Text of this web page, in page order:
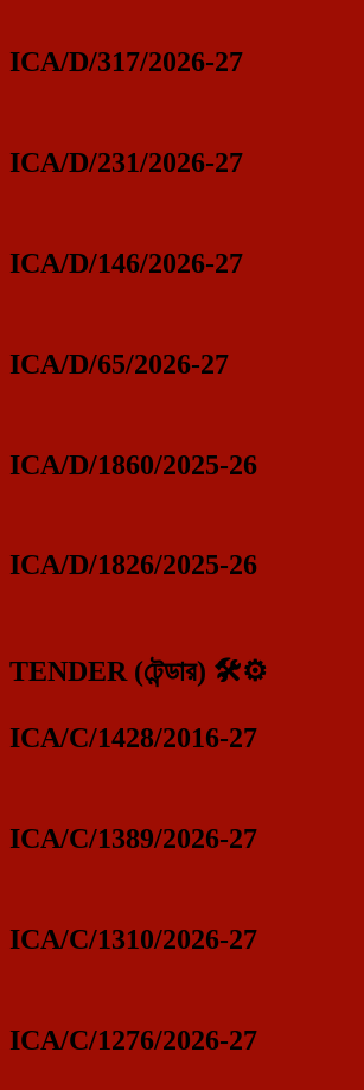
ICA/D/317/2026-27
ICA/D/231/2026-27
ICA/D/146/2026-27
ICA/D/65/2026-27
ICA/D/1860/2025-26
ICA/D/1826/2025-26
TENDER (টেন্ডার) 🛠️⚙️
ICA/C/1428/2016-27
ICA/C/1389/2026-27
ICA/C/1310/2026-27
ICA/C/1276/2026-27